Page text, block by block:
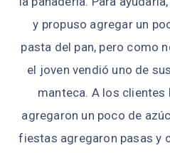
y propuso agregar un
pasta del pan, pero como
el joven vendió uno de
manteca. A los
agregaron un poco de
fiestas agregaron pasas y